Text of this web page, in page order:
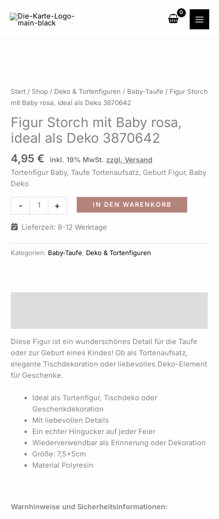
Inhalt
springen
Start / Shop / Deko & Tortenfiguren / Baby-Taufe / Figur Storch
mit Baby rosa, ideal als Deko 3870642
Figur Storch mit Baby rosa,
ideal als Deko 3870642
4,95€ inkl. 19% MwSt. zzgl. Versand
Tortenfigur Baby, Taufe Tortenaufsatz, Geburt Figur, Baby
Deko
-
Figur
Storch
Baby
rosa,
als
Deko
3870642
+ IN DEN WARENKORB
Lieferzeit: 8-12 Werktage
Kategorien: Baby-Taufe, Deko & Tortenfiguren
Diese Figur ist ein wunderschönes Detail für die Taufe
oder zur Geburt eines Kindes! Ob als Tortenaufsatz,
elegante Tischdekoration oder liebevolles Deko-Element
für Geschenke.
Ideal als Tortenfigur, Tischdeko oder
Geschenkdekoration
Mit liebevollen Details
Ein echter Hingucker auf jeder Feier
Wiederverwendbar als Erinnerung oder Dekoration
Größe: 7,5x5cm
Material Polyresin
Warnhinweise und Sicherheitsinformationen: